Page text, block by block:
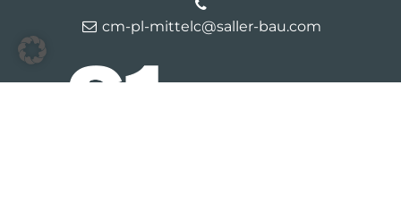
cm-pl-mittelc@saller-bau.com